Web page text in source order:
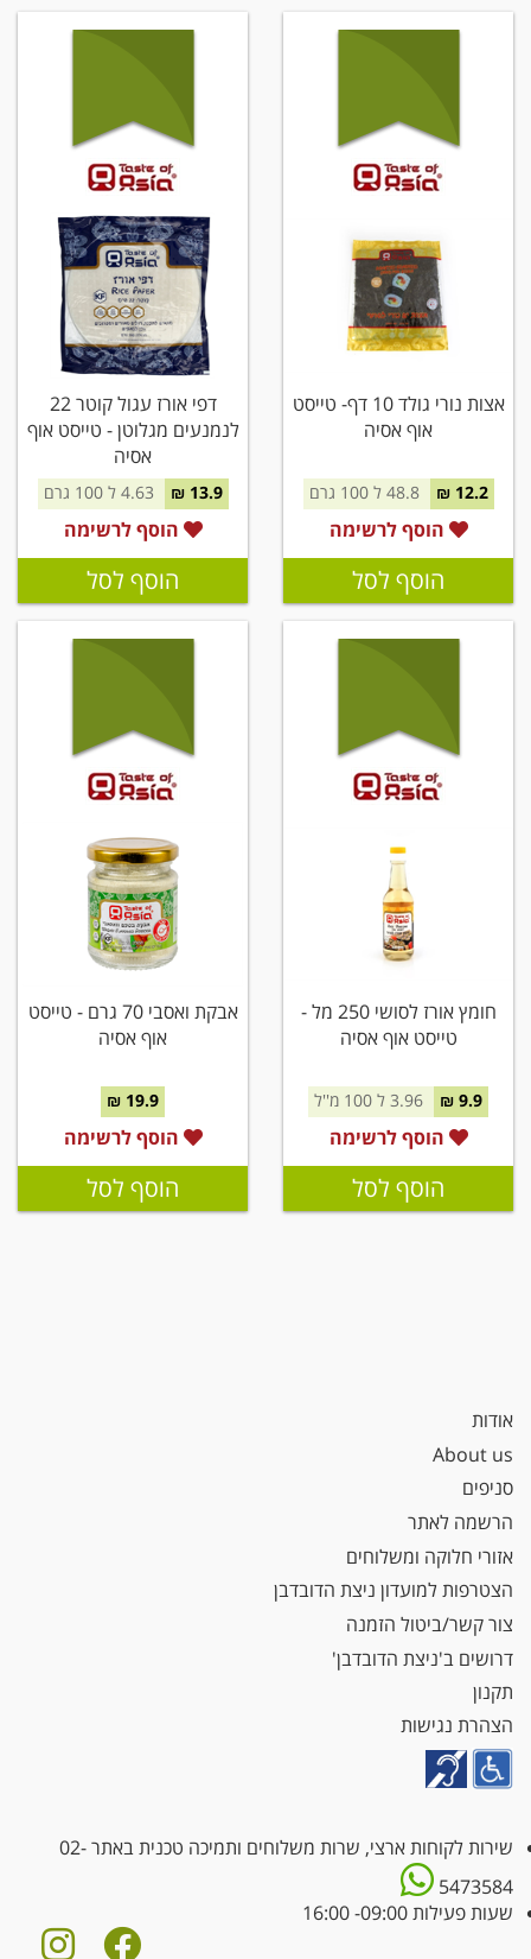
אצות נורי גולד 10 דף- טייסט
אוף אסיה
12.2 ₪ 48.8 ל 100 גרם
הוסף לרשימה
הוסף לסל
דפי אורז עגול קוטר 22
לנמנעים מגלוטן - טייסט אוף
אסיה
13.9 ₪
הוסף לרשימה
הוסף לסל
חומץ אורז לסושי 250 מל -
טייסט אוף אסיה
9.9 ₪
הוסף לרשימה
הוסף לסל
אבקת ואסבי 70 גרם - טייסט
אוף אסיה
19.9 ₪
הוסף לרשימה
הוסף לסל
אודות
About us
סניפים
הרשמה לאתר
אזורי חלוקה ומשלוחים
הצטרפות למועדון ניצת הדובדבן
צור קשר/ביטול הזמנה
דרושים ב'ניצת הדובדבן'
תקנון
הצהרת נגישות
שירות לקוחות ארצי, שרות משלוחים ותמיכה טכנית באתר02-
5473584
שעות פעילות 09:00- 16:00